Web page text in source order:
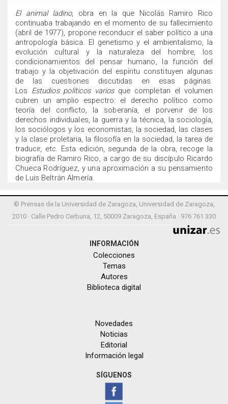
El animal ladino, obra en la que Nicolás Ramiro Rico
continuaba trabajando en el momento de su fallecimiento
(abril de 1977), propone reconducir el saber político a una
antropología básica. El genetismo y el ambientalismo, la
evolución cultural y la naturaleza del hombre, los
condicionamientos del pensar humano, la función del
trabajo y la objetivación del espíritu constituyen algunas
de las cuestiones discutidas en esas páginas.
Los Estudios políticos variosque completan el volumen
cubren un amplio espectro: el derecho político como
teoría del conflicto, la soberanía, el porvenir de los
derechos individuales, la guerra y la técnica, la sociología,
los sociólogos y los economistas, la sociedad, las clases
y la clase proletaria, la filosofía en la sociedad, la tarea de
traducir, etc. Esta edición, segunda de la obra, recoge la
biografía de Ramiro Rico, a cargo de su discípulo Ricardo
Chueca Rodríguez, y una aproximación a su pensamiento
de Luis Beltrán Almería.
© Prensas de la Universidad de Zaragoza, Universidad de Zaragoza,
2010 · Calle Pedro Cerbuna, 12, 50009 Zaragoza, España · 976 761 330
INFORMACIÓN
Colecciones
Temas
Autores
Biblioteca digital
Novedades
Noticias
Editorial
Información legal
SÍGUENOS